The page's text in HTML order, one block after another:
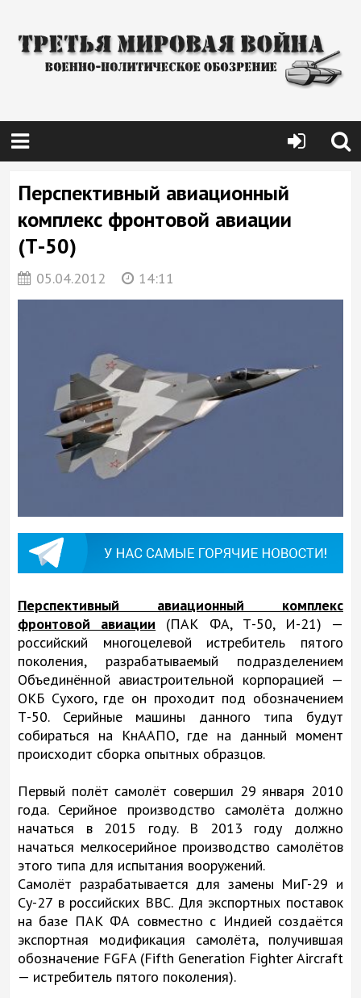
Перспективный авиационный
комплекс фронтовой авиации
(Т-50)
05.04.2012 14:11
Перспективный авиационный комплекс
фронтовой авиации (ПАК ФА, Т-50, И-21) —
российский многоцелевой истребитель пятого
поколения, разрабатываемый подразделением
Объединённой авиастроительной корпорацией —
ОКБ Сухого, где он проходит под обозначением
Т-50. Серийные машины данного типа будут
собираться на КнААПО, где на данный момент
происходит сборка опытных образцов.
Первый полёт самолёт совершил 29 января 2010
года. Серийное производство самолёта должно
начаться в 2015 году. В 2013 году должно
начаться мелкосерийное производство самолётов
этого типа для испытания вооружений.
Самолёт разрабатывается для замены МиГ-29 и
Су-27 в российских ВВС. Для экспортных поставок
на базе ПАК ФА совместно с Индией создаётся
экспортная модификация самолёта, получившая
обозначение FGFA (Fifth Generation Fighter Aircraft
— истребитель пятого поколения).